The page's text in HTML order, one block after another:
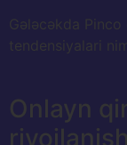
Gələcəkda
tendensiyalari
Onlayn